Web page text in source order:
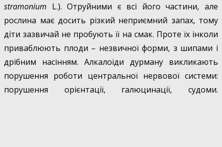
stramonium L.). Отруйними є всі його частини, але
рослина має досить різкий неприємний запах, тому
діти зазвичай не пробують її на смак. Проте їх інколи
приваблюють плоди – незвичної форми, з шипами і
дрібним насінням. Алкалоїди дурману викликають
порушення роботи центральної нервової системи:
порушення орієнтації, галюцинації, судоми.